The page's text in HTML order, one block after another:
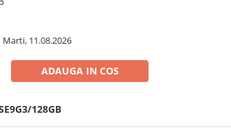
Marti, 11.08.2026
ADAUGA IN COS
128GB